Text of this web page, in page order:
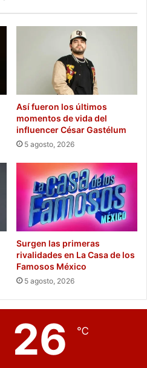
Así fueron los últimos
momentos de vida del
influencer César Gastélum
5 agosto, 2026
Surgen las primeras
rivalidades en La Casa de los
Famosos México
5 agosto, 2026
26 ℃